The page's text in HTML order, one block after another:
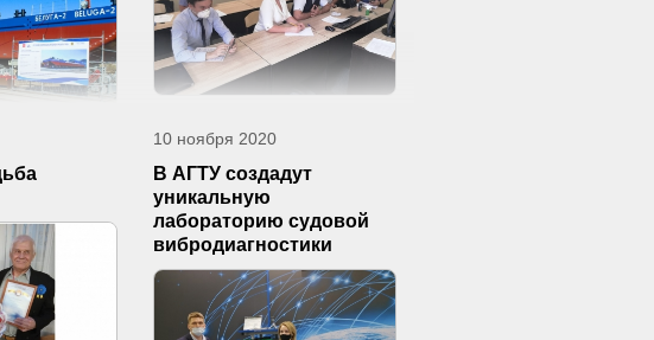
10 ноября 2020
В АГТУ создадут
уникальную
лабораторию судовой
вибродиагностики